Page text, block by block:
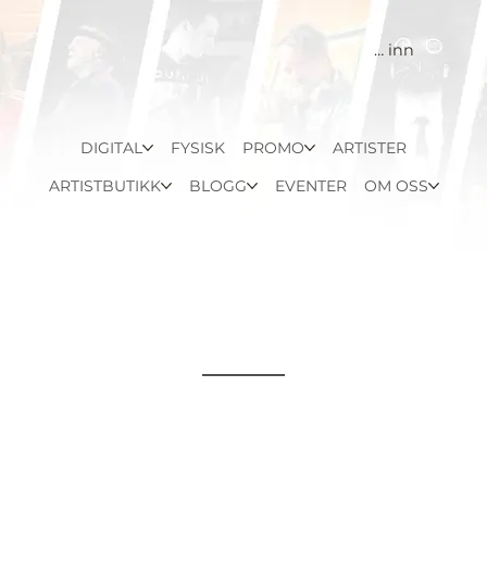
Logg inn
DIGITAL FYSISK PROMO
ARTISTER
ARTISTBUTIKK
BLOGG EVENTER OM OSS